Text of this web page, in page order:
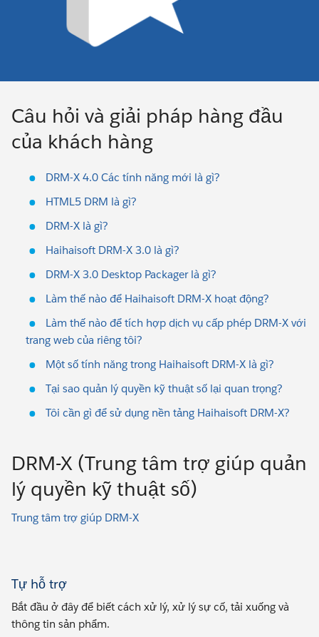
Câu hỏi và giải pháp hàng đầu
của khách hàng
DRM-X 4.0 Các tính năng mới là gì?
HTML5 DRM là gì?
DRM-X là gì?
Haihaisoft DRM-X 3.0 là gì?
DRM-X 3.0 Desktop Packager là gì?
Làm thế nào để Haihaisoft DRM-X hoạt động?
Làm thế nào để tích hợp dịch vụ cấp phép DRM-X với
trang web của riêng tôi?
Một số tính năng trong Haihaisoft DRM-X là gì?
Tại sao quản lý quyền kỹ thuật số lại quan trọng?
Tôi cần gì để sử dụng nền tảng Haihaisoft DRM-X?
DRM-X (Trung tâm trợ giúp quản
lý quyền kỹ thuật số)
Trung tâm trợ giúp DRM-X
Tự hỗ trợ
Bắt đầu ở đây để biết cách xử lý, xử lý sự cố, tải xuống và
thông tin sản phẩm.